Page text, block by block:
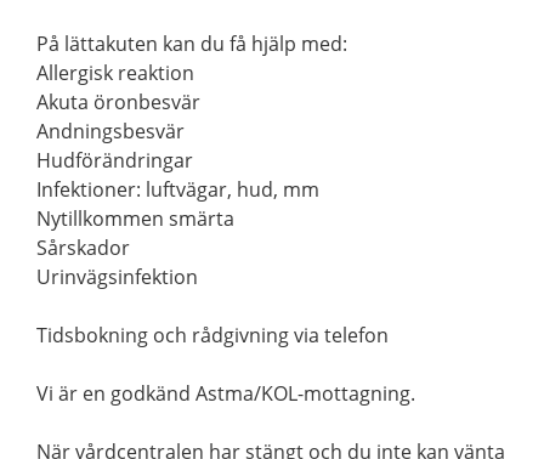
På lättakuten kan du få hjälp med:
Allergisk reaktion
Akuta öronbesvär
Andningsbesvär
Hudförändringar
Infektioner: luftvägar, hud, mm
Nytillkommen smärta
Sårskador
Urinvägsinfektion
Tidsbokning och rådgivning via telefon
Vi är en godkänd Astma/KOL-mottagning.
När vårdcentralen har stängt och du inte kan vänta